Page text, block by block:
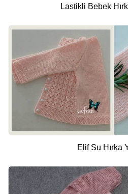
Lastikli Bebek
Elif Su Hırka